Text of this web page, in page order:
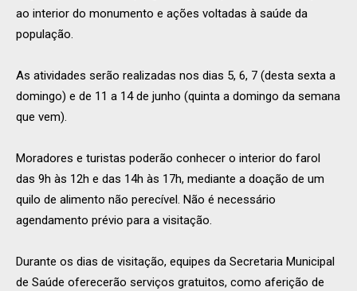
ao interior do monumento e ações voltadas à saúde da
população.
As atividades serão realizadas nos dias 5, 6, 7 (desta sexta a
domingo) e de 11 a 14 de junho (quinta a domingo da semana
que vem).
Moradores e turistas poderão conhecer o interior do farol
das 9h às 12h e das 14h às 17h, mediante a doação de um
quilo de alimento não perecível. Não é necessário
agendamento prévio para a visitação.
Durante os dias de visitação, equipes da Secretaria Municipal
de Saúde oferecerão serviços gratuitos, como aferição de